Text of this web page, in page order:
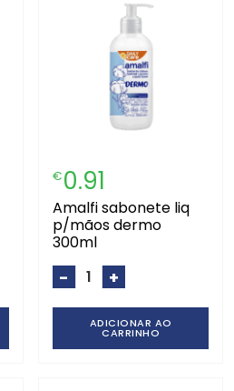
€0.91
amalfi sabonete liq
p/mãos dermo
300ml
- +
ADICIONAR AO
CARRINHO